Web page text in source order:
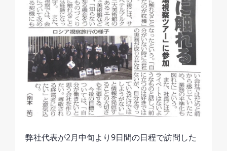
弊社代表が2月中旬より9日間の日程で訪問した